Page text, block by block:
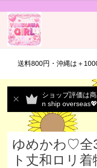
送料800円・沖縄は＋
ショップ評価は
n ship overseas💖
ゆめかわ♡
ト丈和ロリ